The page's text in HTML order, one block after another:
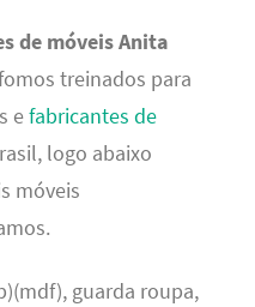
de móveis Anita
treinados para
efabricantes de
logo abaixo
móveis
guarda roupa,